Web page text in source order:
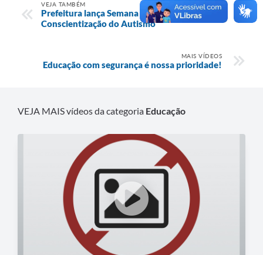
VEJA TAMBÉM
Prefeitura lança Semana Municipal de
Conscientização do Autismo
MAIS VÍDEOS
Educação com segurança é nossa prioridade!
VEJA MAIS vídeos da categoria Educação